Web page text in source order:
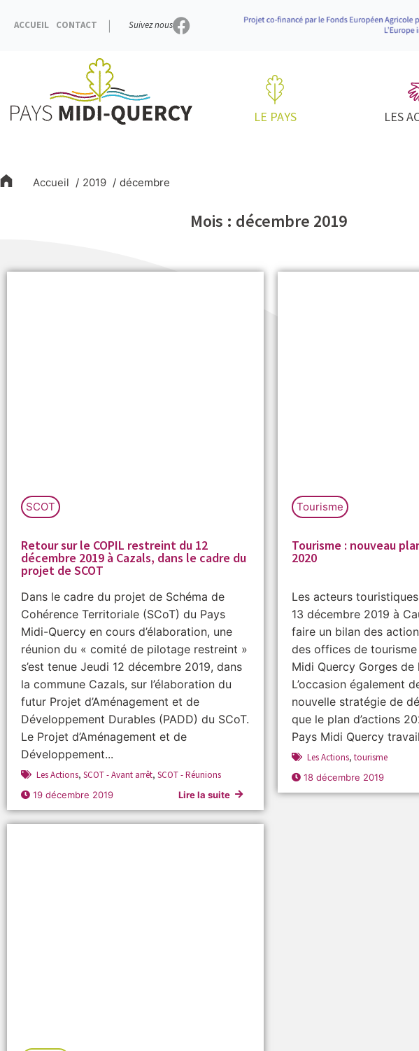
ACCUEIL CONTACT Suivez nous
LE PAYS LES
Accueil 2019 décembre
Mois : décembre 2019
SCOT
Retour sur le COPIL restreint du 12
décembre 2019 à Cazals, dans le cadre du
projet de SCOT
Dans le cadre du projet de Schéma de
Cohérence Territoriale (SCoT) du Pays
Midi-Quercy en cours d’élaboration, une
réunion du « comité de pilotage restreint »
s’est tenue Jeudi 12 décembre 2019, dans
la commune Cazals, sur l’élaboration du
futur Projet d’Aménagement et de
Développement Durables (PADD) du SCoT.
Le Projet d’Aménagement et de
Développement...
Les Actions, SCOT - Avant arrêt, SCOT - Réunions
19 décembre 2019 Lire la suite
Tourisme
Tourisme : nouveau
2020
Les acteurs
13 décembre 2019 à
faire un bilan des
des offices de
Midi Quercy Gorges de
L’occasion également
nouvelle stratégie de
que le plan d’actions
Pays Midi Quercy
Les Actions, tourisme
18 décembre 2019